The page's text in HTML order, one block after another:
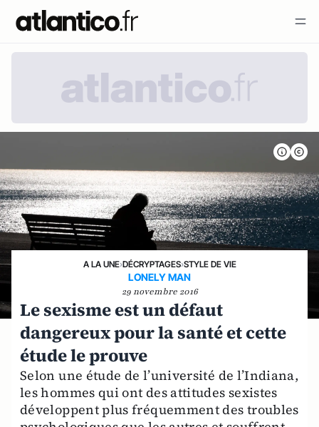
A LA UNE›DÉCRYPTAGES›STYLE DE VIE
LONELY MAN
29 novembre 2016
Le sexisme est un défaut
dangereux pour la santé et cette
étude le prouve
Selon une étude de l’université de l’Indiana,
les hommes qui ont des attitudes sexistes
développent plus fréquemment des troubles